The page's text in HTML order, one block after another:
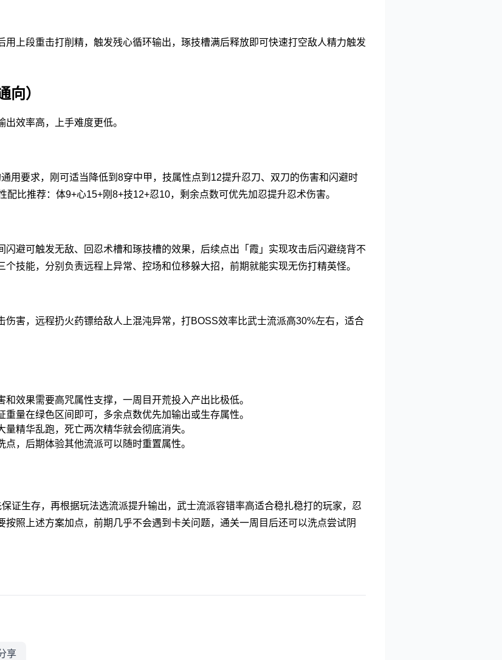
用上段重击打削精，触发残心循环输出，琢技槽满后释放即可快速打空敌人精力触发
向）
效率高，上手难度更低。
用要求，刚可适当降低到8穿中甲，技属性点到12提升忍刀、双刀的伤害和闪避时
比推荐：体9+心15+刚8+技12+忍10，剩余点数可优先加忍提升忍术伤害。
闪避可触发无敌、回忍术槽和琢技槽的效果，后续点出「霞」实现攻击后闪避绕背不
技能，分别负责远程上异常、控场和位移躲大招，前期就能实现无伤打精英怪。
伤害，远程扔火药镖给敌人上混沌异常，打BOSS效率比武士流派高30%左右，适合
效果需要高咒属性支撑，一周目开荒投入产出比极低。
量在绿色区间即可，多余点数优先加输出或生存属性。
精华乱跑，死亡两次精华就会彻底消失。
，后期体验其他流派可以随时重置属性。
证生存，再根据玩法选流派提升输出，武士流派容错率高适合稳扎稳打的玩家，忍
照上述方案加点，前期几乎不会遇到卡关问题，通关一周目后还可以洗点尝试阴
享